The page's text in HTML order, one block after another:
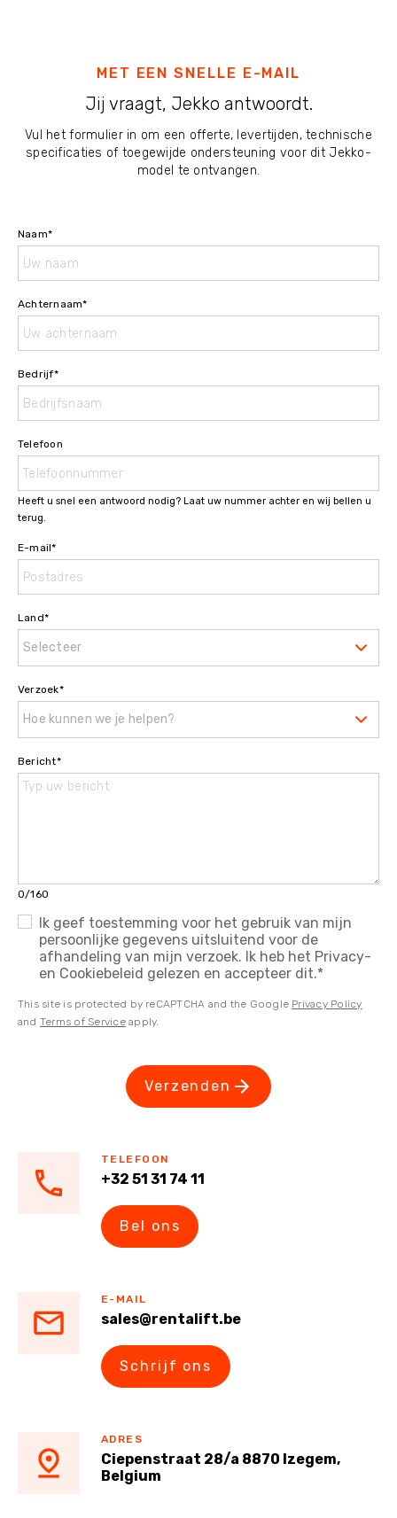
MET EEN SNELLE E-MAIL
Jij vraagt, Jekko antwoordt.
Vul het formulier in om een offerte, levertijden, technische
specificaties of toegewijde ondersteuning voor dit Jekko-
model te ontvangen.
Naam*
Achternaam*
Bedrijf*
Telefoon
Heeft u snel een antwoord nodig? Laat uw nummer achter en wij bellen u
terug.
E-mail*
Land*
Selecteer
Verzoek*
Hoe kunnen we je helpen?
Bericht*
0/160
Ik geef toestemming voor het gebruik van mijn
persoonlijke gegevens uitsluitend voor de
afhandeling van mijn verzoek. Ik heb het Privacy-
en Cookiebeleid gelezen en accepteer dit.*
This site is protected by reCAPTCHA and the Google Privacy Policy
and Terms of Serviceapply.
Verzenden
TELEFOON
+32 51 31 74 11
Bel ons
E-MAIL
sales@rentalift.be
Schrijf ons
ADRES
Ciepenstraat 28/a 8870 Izegem,
Belgium